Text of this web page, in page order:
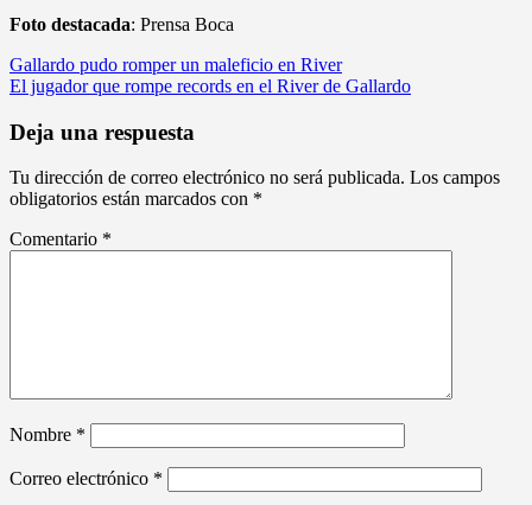
Foto destacada: Prensa Boca
Navegación
de
entradas
Gallardo pudo romper un maleficio en River
El jugador que rompe records en el River de Gallardo
Deja una respuesta
Tu dirección de correo electrónico no será publicada. Los campos
obligatorios están marcados con *
Comentario *
Nombre *
Correo electrónico *